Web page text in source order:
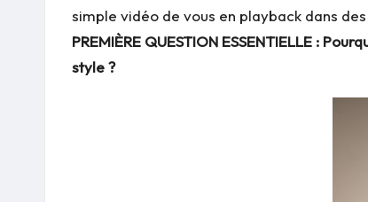
simple vidéo de vous en playback dans
PREMIÈRE QUESTION ESSENTIELLE :
style ?